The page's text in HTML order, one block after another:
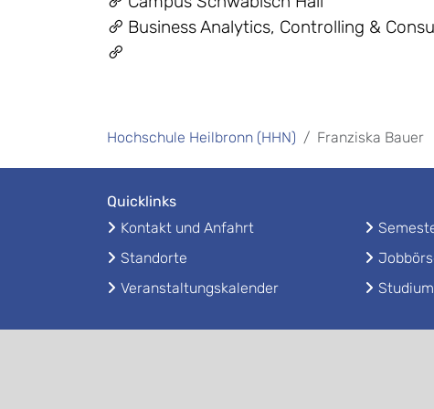
Business Analytics, Controlling &
Hochschule Heilbronn (HHN) Franziska Bauer
Quicklinks
Kontakt und Anfahrt
Standorte
Veranstaltungskalender